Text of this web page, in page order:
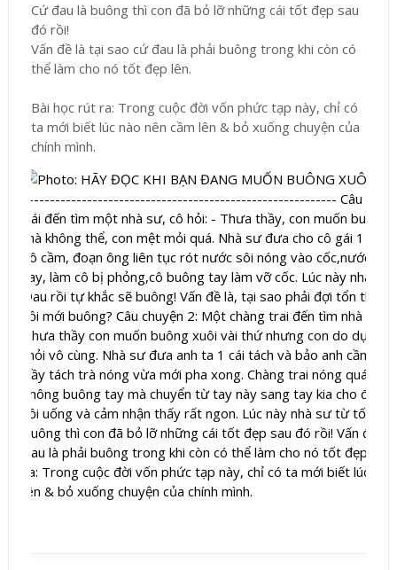
Cứ đau là buông thì con đã bỏ lỡ những cái tốt đẹp sau
đó rồi!
Vấn đề là tại sao cứ đau là phải buông trong khi còn có
thể làm cho nó tốt đẹp lên.
Bài học rút ra: Trong cuộc đời vốn phức tạp này, chỉ có
ta mới biết lúc nào nên cầm lên & bỏ xuống chuyện của
chính mình.